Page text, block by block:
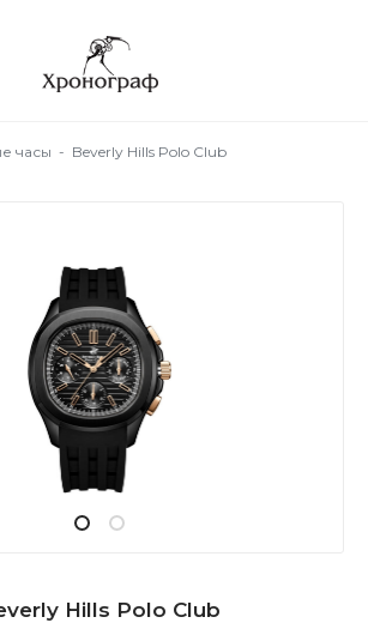
часы - Beverly Hills Polo Club
Hills Polo Club